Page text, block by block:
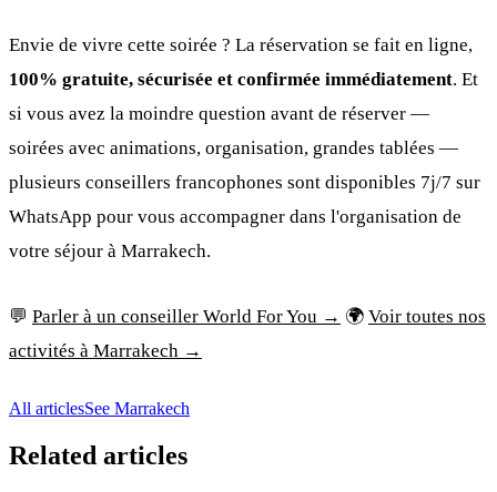
Envie de vivre cette soirée ? La réservation se fait en ligne,
100% gratuite, sécurisée et confirmée immédiatement. Et
si vous avez la moindre question avant de réserver —
soirées avec animations, organisation, grandes tablées —
plusieurs conseillers francophones sont disponibles 7j/7 sur
WhatsApp pour vous accompagner dans l'organisation de
votre séjour à Marrakech.
💬 Parler à un conseiller World For You → 🌍 Voir toutes nos
activités à Marrakech →
All articlesSee Marrakech
Related articles